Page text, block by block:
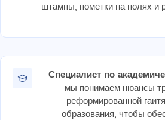
штампы, пометки на полях и
Специалист по
мы понимаем нюансы
реформированной
образования, чтобы